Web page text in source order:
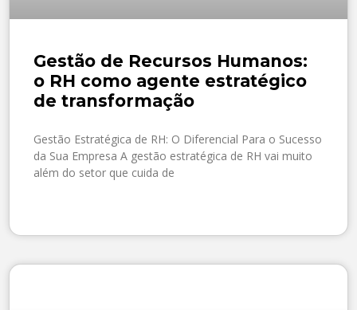
Gestão de Recursos Humanos:
o RH como agente estratégico
de transformação
Gestão Estratégica de RH: O Diferencial Para o Sucesso
da Sua Empresa A gestão estratégica de RH vai muito
além do setor que cuida de